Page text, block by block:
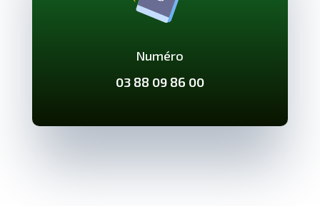
Numéro
03 88 09 86 00